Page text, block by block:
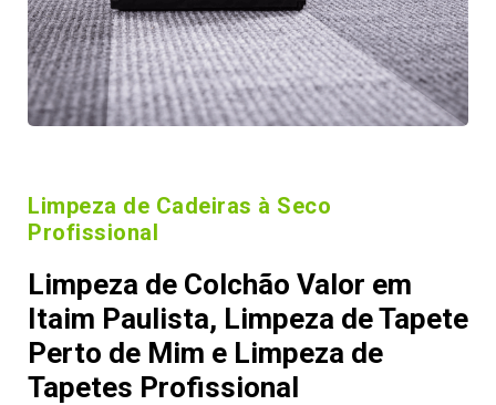
Limpeza de Cadeiras à Seco
Profissional
Limpeza de Colchão Valor em
Itaim Paulista, Limpeza de Tapete
Perto de Mim e Limpeza de
Tapetes Profissional